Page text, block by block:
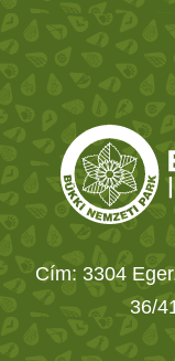
Cím: 3304
36/